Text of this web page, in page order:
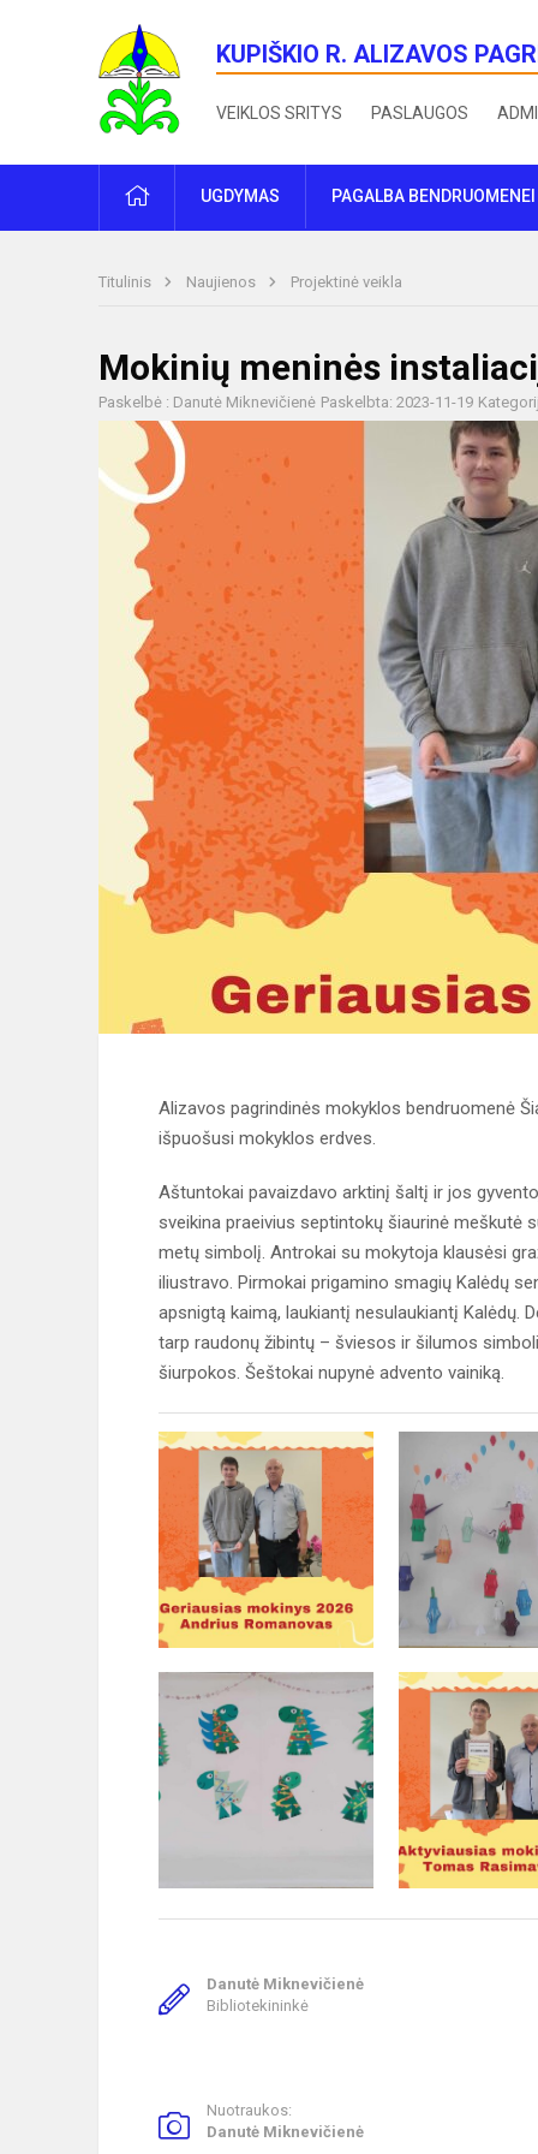
KUPIŠKIO R. ALIZAVOS
VEIKLOS SRITYS PASLAUGOS
PRADŽIAUGDYMAS PAGALBA BENDRUOMENEI
Titulinis Naujienos Projektinė veikla
Mokinių meninės
Paskelbė : Danutė Miknevičienė Paskelbta: 2023-11-19
Alizavos pagrindinės mokyklos bendruomenė
išpuošusi mokyklos erdves.
Aštuntokai pavaizdavo arktinį šaltį ir jos
sveikina praeivius septintokų šiaurinė meškutė
metų simbolį. Antrokai su mokytoja klausėsi
iliustravo. Pirmokai prigamino smagių Kalėdų
apsnigtą kaimą, laukiantį nesulaukiantį Kalėdų.
tarp raudonų žibintų – šviesos ir šilumos
šiurpokos. Šeštokai nupynė advento vainiką.
Danutė Miknevičienė
Bibliotekininkė
Nuotraukos:
Danutė Miknevičienė